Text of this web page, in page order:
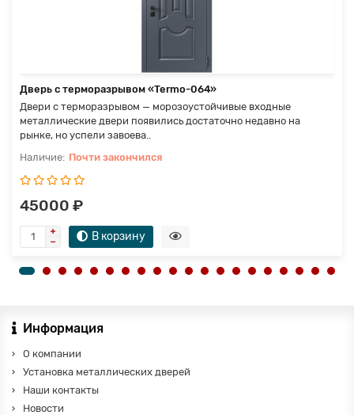
Дверь с терморазрывом «Termo-064»
Двери с терморазрывом — морозоустойчивые входные
металлические двери появились достаточно недавно на
рынке, но успели завоева..
Почти закончился
45000 ₽
В корзину
Информация
О компании
Установка металлических дверей
Наши контакты
Новости